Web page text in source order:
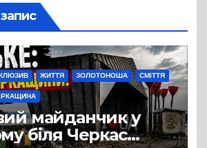
ЖИТТЯ ЗОЛОТОНОША СМІТТЯ
майданчик у
біля Черкас